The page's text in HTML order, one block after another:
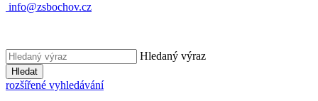
info@zsbochov.cz
Hledaný výraz
Hledat
rozšířené vyhledávání